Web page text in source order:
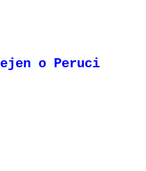
o Peruci